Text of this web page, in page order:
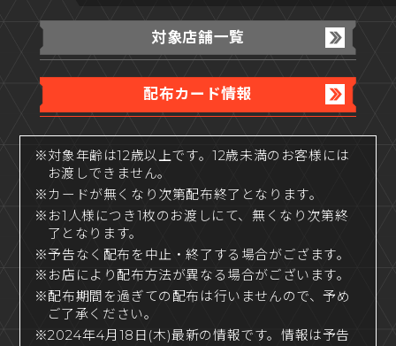
対象店舗一覧
配布カード情報
※対象年齢は12歳以上です。12歳未満のお客様には
お渡しできません。
※カードが無くなり次第配布終了となります。
※お1人様につき1枚のお渡しにて、無くなり次第終
了となります。
※予告なく配布を中止・終了する場合がござます。
※お店により配布方法が異なる場合がございます。
※配布期間を過ぎての配布は行いませんので、予め
ご了承ください。
※2024年4月18日(木)最新の情報です。情報は予告